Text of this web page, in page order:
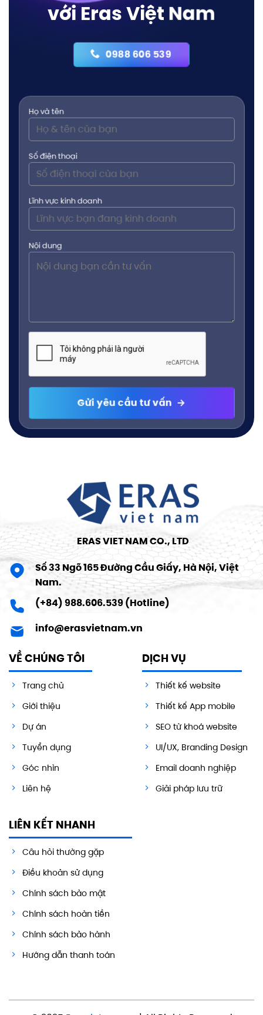
với Eras Việt Nam
0988 606 539
Họ và tên
Số điện thoại
Lĩnh vực kinh doanh
Nội dung
ERAS VIET NAM CO., LTD
Số 33 Ngõ 165 Đường Cầu Giấy, Hà Nội, Việt
Nam.
(+84) 988.606.539 (Hotline)
info@erasvietnam.vn
VỀ CHÚNG TÔI
Trang chủ
Giới thiệu
Dự án
Tuyển dụng
Góc nhìn
Liên hệ
DỊCH VỤ
Thiết kế website
Thiết kế App mobile
SEO từ khoá website
UI/UX, Branding Design
Email doanh nghiệp
Giải pháp lưu trữ
LIÊN KẾT NHANH
Câu hỏi thường gặp
Điều khoản sử dụng
Chính sách bảo mật
Chính sách hoàn tiền
Chính sách bảo hành
Hướng dẫn thanh toán